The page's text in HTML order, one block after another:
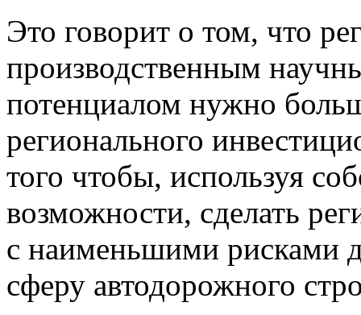
Это говорит о том, что
производственным
потенциалом нужно
регионального
того чтобы, используя
возможности, сделать
с наименьшими рисками
сферу автодорожного